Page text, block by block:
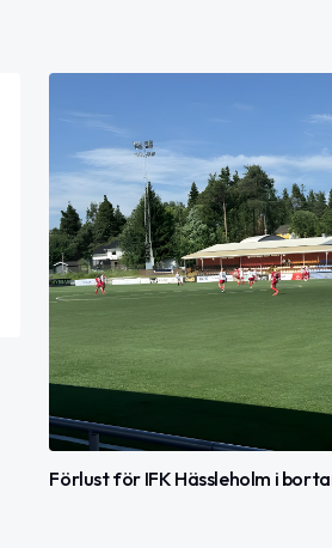
Förlust för IFK Hässleholm i